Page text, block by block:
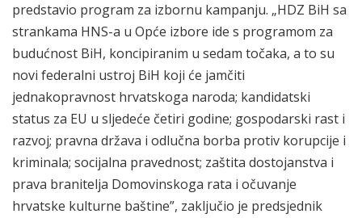
predstavio program za izbornu kampanju. „HDZ BiH sa
strankama HNS-a u Opće izbore ide s programom za
budućnost BiH, koncipiranim u sedam točaka, a to su
novi federalni ustroj BiH koji će jamčiti
jednakopravnost hrvatskoga naroda; kandidatski
status za EU u sljedeće četiri godine; gospodarski rast i
razvoj; pravna država i odlučna borba protiv korupcije i
kriminala; socijalna pravednost; zaštita dostojanstva i
prava branitelja Domovinskoga rata i očuvanje
hrvatske kulturne baštine”, zaključio je predsjednik